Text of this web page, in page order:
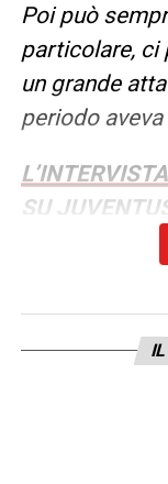
Poi può
particolare, ci
un grande
periodo
SU